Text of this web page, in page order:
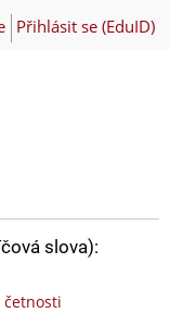
Přihlásit se (EduID)
slova):
četnosti